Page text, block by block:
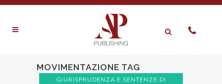
MOVIMENTAZIONE TAG
GIURISPRUDENZA E SENTENZE DI